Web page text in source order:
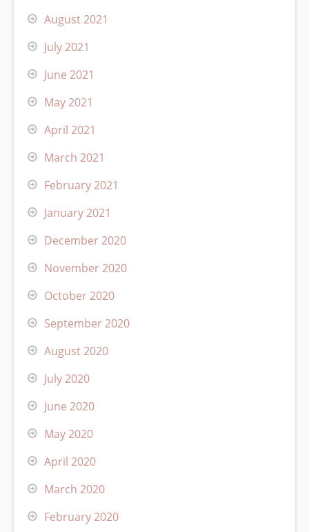
August 2021
July 2021
June 2021
May 2021
April 2021
March 2021
February 2021
January 2021
December 2020
November 2020
October 2020
September 2020
August 2020
July 2020
June 2020
May 2020
April 2020
March 2020
February 2020